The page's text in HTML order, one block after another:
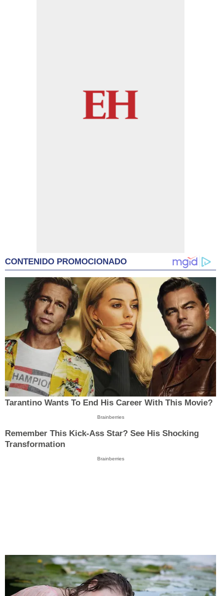
CONTENIDO PROMOCIONADO
Tarantino Wants To End His Career With This Movie?
Brainberries
Remember This Kick-Ass Star? See His Shocking
Transformation
Brainberries